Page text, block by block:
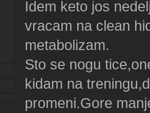
Idem keto jos
vracam na clean
metabolizam.
Sto se nogu
kidam na
promeni.Gore